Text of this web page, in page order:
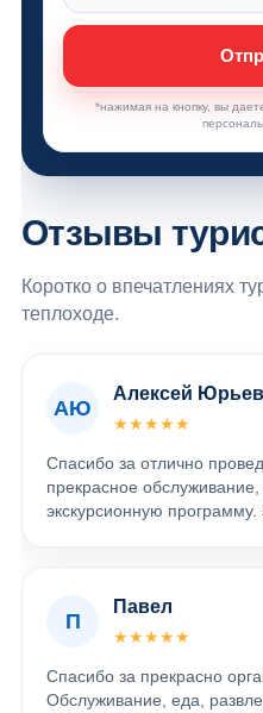
*нажимая на кнопку, вы
Отзывы
Коротко о впечатлениях
теплоходе.
АЮ
Алексей
★★★★★
Спасибо за отлично
прекрасное
экскурсионную программу.
П
Павел
★★★★★
Спасибо за прекрасно
Обслуживание, еда,